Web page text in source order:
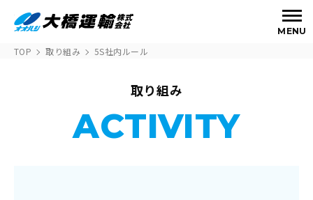
MENU
TOP 取り組み 5S社内ルール
取り組み
ACTIVITY